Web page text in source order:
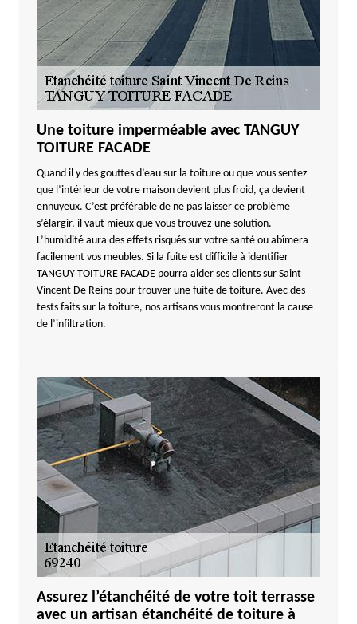
Une toiture imperméable avec TANGUY
TOITURE FACADE
Quand il y des gouttes d’eau sur la toiture ou que vous sentez
que l’intérieur de votre maison devient plus froid, ça devient
ennuyeux. C’est préférable de ne pas laisser ce problème
s’élargir, il vaut mieux que vous trouvez une solution.
L’humidité aura des effets risqués sur votre santé ou abîmera
facilement vos meubles. Si la fuite est difficile à identifier
TANGUY TOITURE FACADE pourra aider ses clients sur Saint
Vincent De Reins pour trouver une fuite de toiture. Avec des
tests faits sur la toiture, nos artisans vous montreront la cause
de l’infiltration.
Assurez l’étanchéité de votre toit terrasse
avec un artisan étanchéité de toiture à